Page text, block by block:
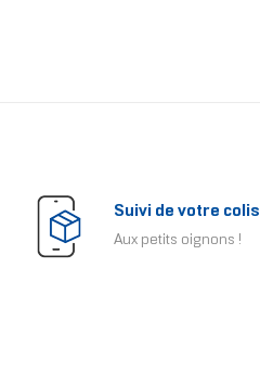
Suivi de votre colis
Aux petits oignons !